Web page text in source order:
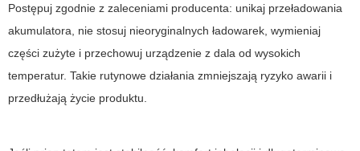
Postępuj zgodnie z zaleceniami producenta: unikaj przeładowania
akumulatora, nie stosuj nieoryginalnych ładowarek, wymieniaj
części zużyte i przechowuj urządzenie z dala od wysokich
temperatur. Takie rutynowe działania zmniejszają ryzyko awarii i
przedłużają życie produktu.